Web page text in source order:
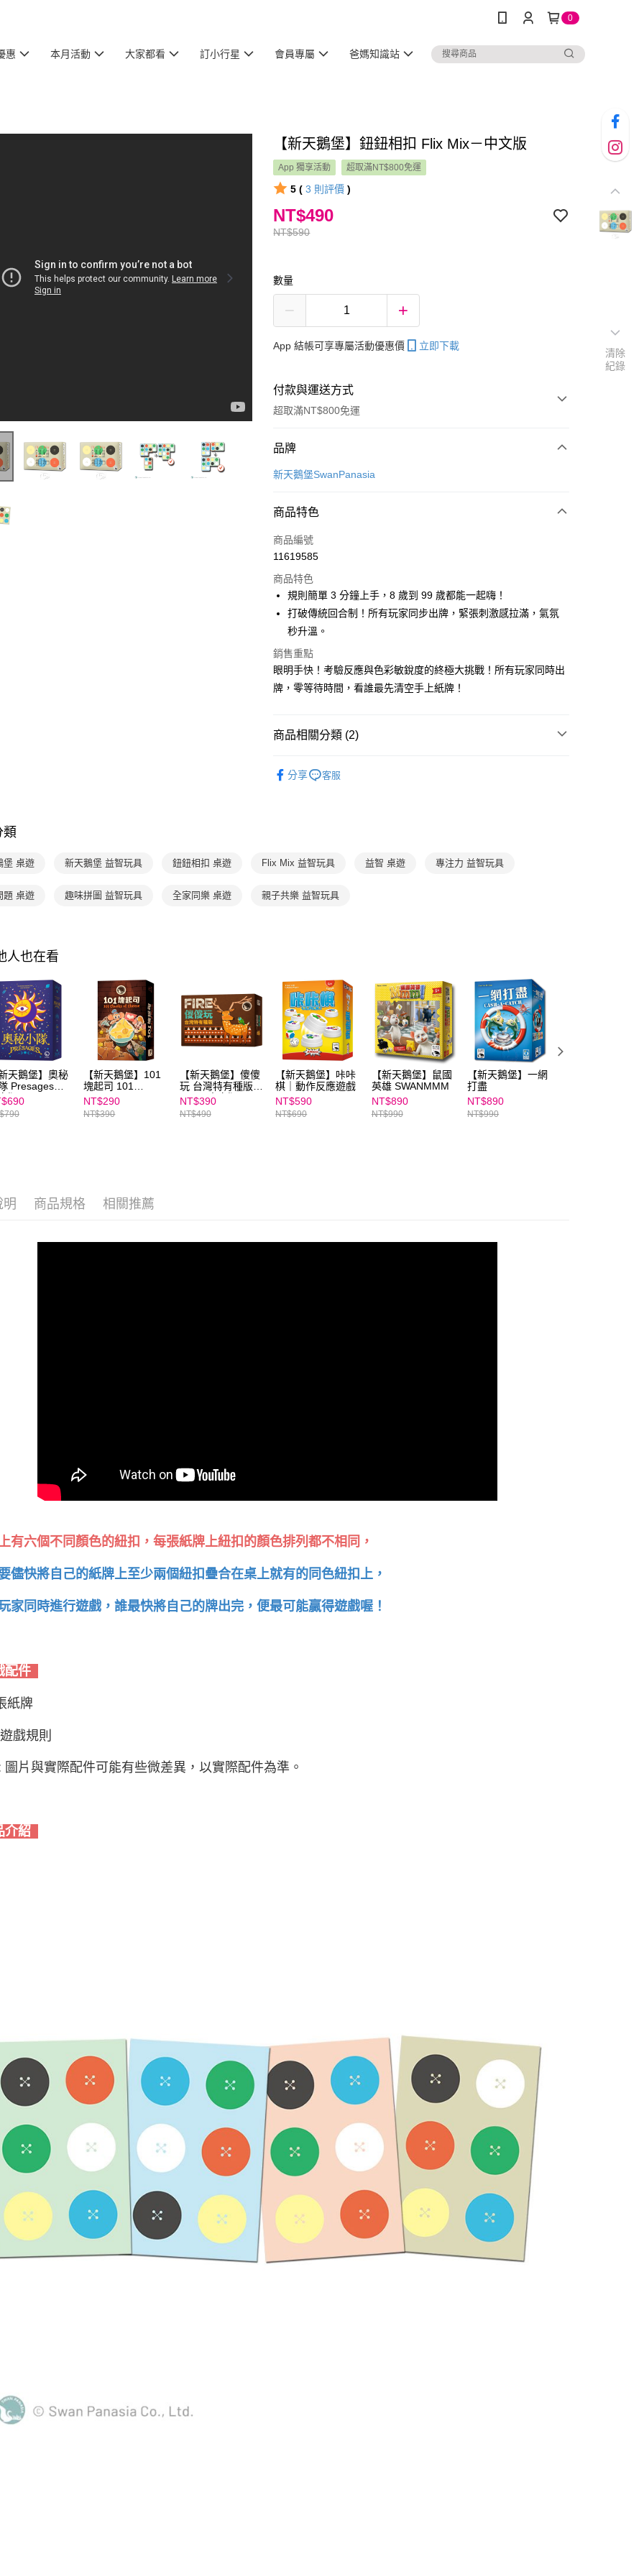
0
惠 本月活動 大家都看 訂小行星 會員專屬 爸媽知識站
【新天鵝堡】鈕鈕相扣 Flix Mix－中文版
App 獨享活動 超取滿NT$800免運
5 ( 3 則評價 )
NT$590
NT$490
數量
App 結帳可享專屬活動優惠價 立即下載
付款與運送方式
超取滿NT$800免運
付款方式
信用卡一次付款
大哥付你分期
【大哥付你分期使用說明】
1.本服務由台灣大哥大提供，台灣大哥大用戶可立即使用無須另外申請。
2.付款方式選擇「大哥付你分期」，訂單成立後會自動跳轉到大哥付的交易
完成交易。
3.實際核准額度、可分期數及費用金額請依後續交易確認頁面所載為準。
消。如遇「轉專審核」未通過狀況，表示未達大哥付你分期系統評分，恕
無法說明評估內容。
醒簡訊。
2.透過簡訊連結打開帳單後，可選擇「超商條碼／台灣大直營門市／銀行轉
【注意事項】
用，由本公司與您本人進行分期帳單所需資料之確認、核對及更正。
3.完整用戶服務條款，請詳閱以下連結：
https://oppay.tw/userRule
AFTEE先享後付
相關說明
【關於「AFTEE先享後付」】
AFTEE先享後付是「在收到商品之後才付款」的支付方式。 讓您購物簡單
便利好安心！
１．簡單：不需註冊會員、不需綁卡、不需儲值。
２．便利：只要手機號碼，簡訊認證，即可結帳。
３．安心：先確認商品／服務後，再付款。
１．於結帳方式選擇「AFTEE先享後付」後，將跳轉至「AFTEE先享後
付」結帳頁面，進行簡訊認證並確認金額後，即可完成結帳。
３．收到繳費通知簡訊後14天內，點擊此簡訊中的連結，可透過四大超商
／ATM／網路銀行／等多元方式進行付款，方視為交易完成。
付客戶支援中心」
https://netprotections.freshdesk.com/support/home
１．透過由恩沛科技股份有限公司提供之「AFTEE先享後付」服務完成之
任。
４．使用「AFTEE先享後付」時，將依據個別帳號之用戶狀況，依本公司
即時審查核予不同之上限額度；若仍有額度不足之情形，本公司將視審查
結果請求用戶進行身份認證。
５．嚴禁一人註冊多個帳號或使用他人資訊註冊。若發現惡意使用之情
形，恩沛科技股份有限公司將有權停止該用戶之使用額度並採取法律行
ATM付款
運送方式
每筆NT$70，滿NT$800(含以上)免運費
每筆NT$70，滿NT$800(含以上)免運費
每筆NT$200
品牌
新天鵝堡SwanPanasia
商品特色
商品編號
11619585
商品特色
規則簡單 3 分鐘上手，8 歲到 99 歲都能一起嗨！
打破傳統回合制！所有玩家同步出牌，緊張刺激感拉滿，氣氛
秒升溫。
銷售重點
眼明手快！考驗反應與色彩敏銳度的終極大挑戰！所有玩家同時出
牌，零等待時間，看誰最先清空手上紙牌！
商品相關分類 (2)
分享 客服
類
堡 桌遊 新天鵝堡 益智玩具 鈕鈕相扣 桌遊 Flix Mix 益智玩具 益智 桌遊 專注力 益智玩具
題 桌遊 趣味拼圖 益智玩具 全家同樂 桌遊 親子共樂 益智玩具
人也在看
新天鵝堡】奧秘
Presages－
版
【新天鵝堡】101
塊起司 101
Chunks Of
Cheese－中文版
NT$290
NT$390
【新天鵝堡】傻傻
玩 台灣特有種版
Fire－中文版
NT$390
NT$490
【新天鵝堡】咔咔
棋｜動作反應遊戲
NT$590
NT$690
【新天鵝堡】鼠國
英雄 SWANMMM
NT$890
NT$990
【新天鵝堡】一網
打盡
NT$890
NT$990
明 商品規格 相關推薦
有六個不同顏色的紐扣，每張紙牌上紐扣的顏色排列都不相同，
儘快將自己的紙牌上至少兩個紐扣疊合在桌上就有的同色紐扣上，
家同時進行遊戲，誰最快將自己的牌出完，便最可能贏得遊戲喔！
配件
紙牌
戲規則
圖片與實際配件可能有些微差異，以實際配件為準。
介紹
清除
紀錄